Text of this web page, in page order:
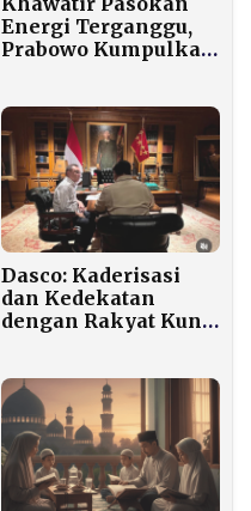
Energi Terganggu,
Prabowo Kumpulkan
Hemat Energi
Dasco: Kaderisasi
dan Kedekatan
dengan Rakyat Kunci